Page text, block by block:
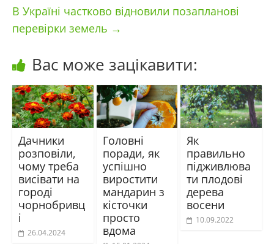
В Україні частково відновили позапланові
перевірки земель →
Вас може зацікавити:
Дачники
розповіли,
чому треба
висівати на
городі
чорнобривц
і
26.04.2024
Головні
поради, як
успішно
виростити
мандарин з
кісточки
просто
вдома
Як
правильно
підживлюва
ти плодові
дерева
восени
10.09.2022